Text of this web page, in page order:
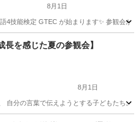
8月1日
4技能検定 GTEC が始まります✨ 参観会
会話 技能検定
長を感じた夏の参観会】
8月1日
自分の言葉で伝えようとする子どもたち